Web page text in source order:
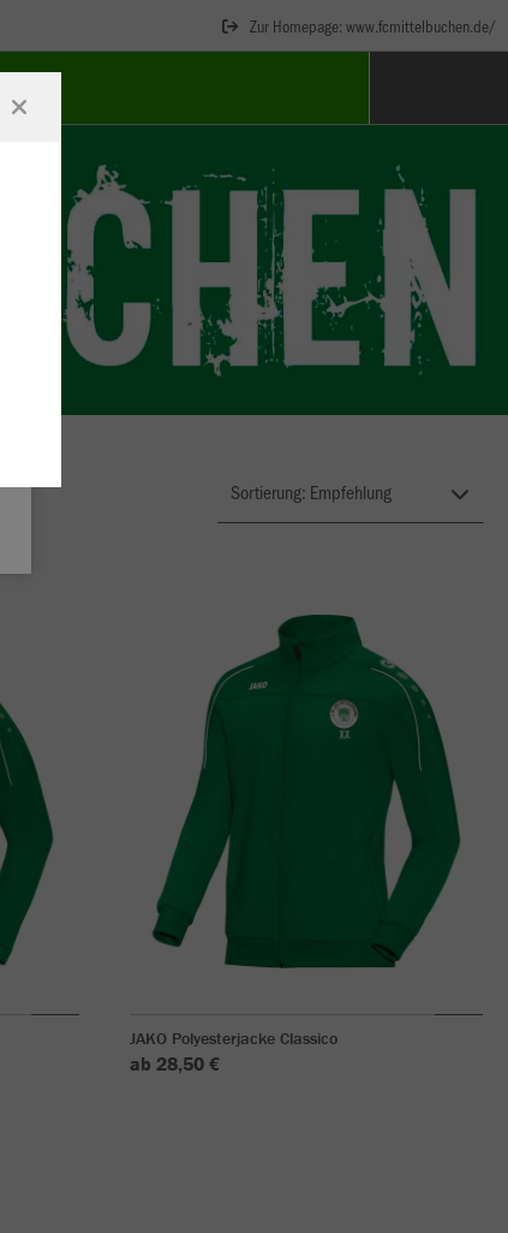
Zur Homepage: www.fcmittelbuchen.de/
JAKO Polyesterjacke Classico
ab 28,50 €